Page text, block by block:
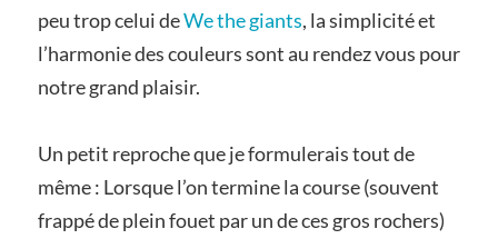
peu trop celui deWe the giants, la simplicité et
l’harmonie des couleurs sont au rendez vous pour
notre grand plaisir.
Un petit reproche que je formulerais tout de
même : Lorsque l’on termine la course (souvent
frappé de plein fouet par un de ces gros rochers)